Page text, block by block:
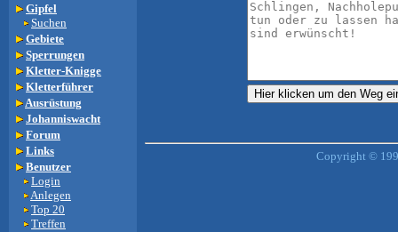
Gipfel
Suchen
Gebiete
Sperrungen
Kletter-Knigge
Kletterführer
Ausrüstung
Johanniswacht
Forum
Links
Benutzer
Login
Anlegen
Top 20
Treffen
Copyright ©